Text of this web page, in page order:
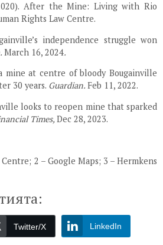
After the Mine: Living with Rio
Rights Law Centre.
independence struggle won
March 16, 2024.
mine at centre of bloody Bougainville
30 years. Guardian. Feb 11, 2022.
looks to reopen mine that sparked
Times, Dec 28, 2023.
2 – Google Maps; 3 – Hermkens
Twitter/X LinkedIn